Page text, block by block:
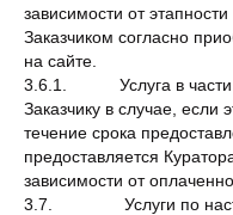
зависимости от
Заказчиком согласно
на сайте.
3.6.1. Услуга в части
Заказчику в случае,
течение срока
предоставляется
зависимости от
3.7. Услуги по